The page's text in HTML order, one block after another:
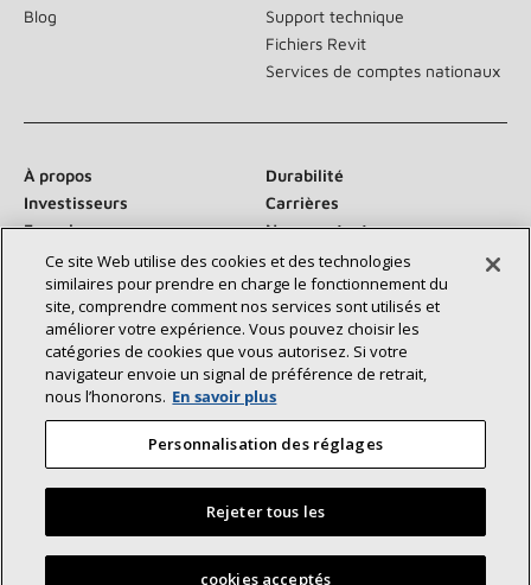
Blog
Support technique
Fichiers Revit
Services de comptes nationaux
À propos
Durabilité
Investisseurs
Carrières
Fournisseurs
Nous contacter
Salle de presse
Communiquez avec nous :
©2026 Lennox International Inc.
Déclaration d’accessibilité
Confidentialité
Conditions générales
Ce site Web utilise des cookies et des technologies
similaires pour prendre en charge le fonctionnement du
site, comprendre comment nos services sont utilisés et
améliorer votre expérience. Vous pouvez choisir les
catégories de cookies que vous autorisez. Si votre
navigateur envoie un signal de préférence de retrait,
nous l’honorons. En savoir plus
Personnalisation des réglages
Rejeter tous les
cookies acceptés